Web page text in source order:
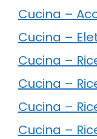
Cucina –
Cucina –
Cucina –
Cucina –
Cucina –
Cucina –